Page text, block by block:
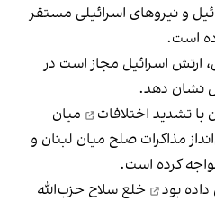
و نیروهای اسرائیلی مستقر
است.
اسرائیل مجاز است در
نشان دهد.
با تشدید اختلافات
میان
مذاکرات صلح میان لبنان و
کرده است.
بود
خلع سلاح حزب‌الله